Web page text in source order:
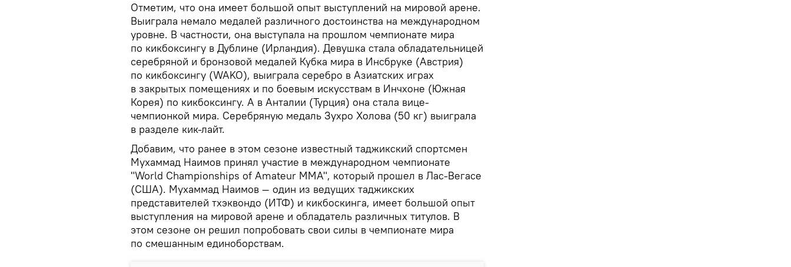
Отметим, что она имеет большой опыт выступлений на мировой арене.
Выиграла немало медалей различного достоинства на международном
уровне. В частности, она выступала на прошлом чемпионате мира
по кикбоксингу в Дублине (Ирландия). Девушка стала обладательницей
серебряной и бронзовой медалей Кубка мира в Инсбруке (Австрия)
по кикбоксингу (WAKO), выиграла серебро в Азиатских играх
в закрытых помещениях и по боевым искусствам в Инчхоне (Южная
Корея) по кикбоксингу. А в Анталии (Турция) она стала вице-
чемпионкой мира. Серебряную медаль Зухро Холова (50 кг) выиграла
в разделе кик-лайт.
Добавим, что ранее в этом сезоне известный таджикский спортсмен
Мухаммад Наимов принял участие в международном чемпионате
"World Championships of Amateur MMA", который прошел в Лас-Вегасе
(США). Мухаммад Наимов — один из ведущих таджикских
представителей тхэквондо (ИТФ) и кикбоскинга, имеет большой опыт
выступления на мировой арене и обладатель различных титулов. В
этом сезоне он решил попробовать свои силы в чемпионате мира
по смешанным единоборствам.